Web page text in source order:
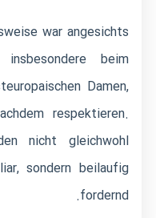
war angesichts
beim
Damen,
respektieren.
nicht gleichwohl
sondern beilaufig
fordernd.